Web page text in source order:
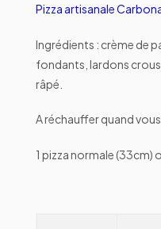
Pizza artisanale
Ingrédients : crème de
fondants, lardons
râpé.
A réchauffer quand
1 pizza normale (33cm)